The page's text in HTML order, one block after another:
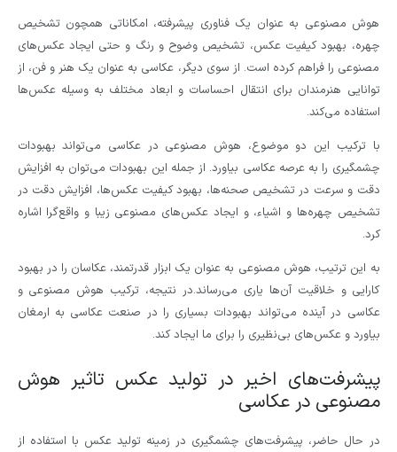
هوش مصنوعی به عنوان یک فناوری پیشرفته، امکاناتی همچون تشخیص
چهره، بهبود کیفیت عکس، تشخیص وضوح و رنگ و حتی ایجاد عکس‌های
مصنوعی را فراهم کرده است. از سوی دیگر، عکاسی به عنوان یک هنر و فن، از
توانایی هنرمندان برای انتقال احساسات و ابعاد مختلف به وسیله عکس‌ها
استفاده می‌کند.
با ترکیب این دو موضوع، هوش مصنوعی در عکاسی می‌تواند بهبودات
چشمگیری را به عرصه عکاسی بیاورد. از جمله این بهبودات می‌توان به افزایش
دقت و سرعت در تشخیص صحنه‌ها، بهبود کیفیت عکس‌ها، افزایش دقت در
تشخیص چهره‌ها و اشیاء، و ایجاد عکس‌های مصنوعی زیبا و واقع‌گرا اشاره
کرد.
به این ترتیب، هوش مصنوعی به عنوان یک ابزار قدرتمند، عکاسان را در بهبود
کارایی و خلاقیت آن‌ها یاری می‌رساند.در نتیجه، ترکیب هوش مصنوعی و
عکاسی در آینده می‌تواند بهبودات بسیاری را در صنعت عکاسی به ارمغان
بیاورد و عکس‌های بی‌نظیری را برای ما ایجاد کند.
پیشرفت‌های اخیر در تولید عکس تاثیر هوش
مصنوعی در عکاسی
در حال حاضر، پیشرفت‌های چشمگیری در زمینه تولید عکس با استفاده از